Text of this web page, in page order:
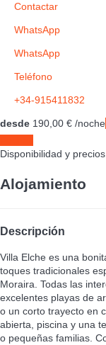
Contactar
WhatsApp
WhatsApp
Teléfono
+34-915411832
desde 190,00 € /noche
Disponibilidad y precios
Alojamiento
Descripción
Villa Elche es una
toques tradicionales
Moraira. Todas las
excelentes playas de
o un corto trayecto en
abierta, piscina y una
o pequeñas familias.